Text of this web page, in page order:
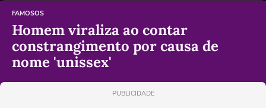
FAMOSOS
Homem viraliza ao contar
constrangimento por causa de
nome 'unissex'
PUBLICIDADE